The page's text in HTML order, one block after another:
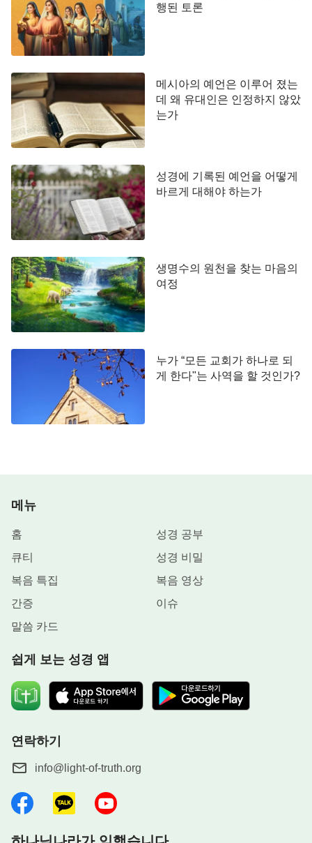
행된 토론
메시아의 예언은 이루어 졌는
데 왜 유대인은 인정하지 않았
는가
성경에 기록된 예언을 어떻게
바르게 대해야 하는가
생명수의 원천을 찾는 마음의
여정
누가 “모든 교회가 하나로 되
게 한다"는 사역을 할 것인가?
메뉴
홈
성경 공부
큐티
성경 비밀
복음 특집
복음 영상
간증
이슈
말씀 카드
쉽게 보는 성경 앱
연락하기
info@light-of-truth.org